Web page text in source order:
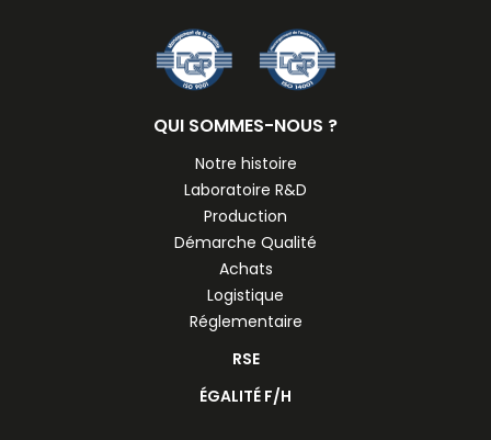
QUI SOMMES-NOUS ?
Notre histoire
Laboratoire R&D
Production
Démarche Qualité
Achats
Logistique
Réglementaire
RSE
ÉGALITÉ F/H